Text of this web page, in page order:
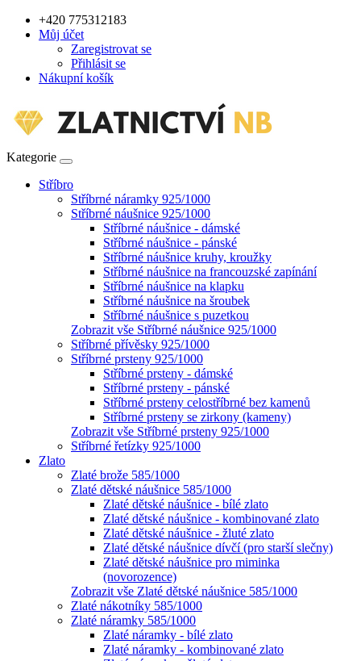
+420 775312183
Můj účet
Zaregistrovat se
Přihlásit se
Nákupní košík
Kategorie
Stříbro
Stříbrné náramky 925/1000
Stříbrné náušnice 925/1000
Stříbrné náušnice - dámské
Stříbrné náušnice - pánské
Stříbrné náušnice kruhy, kroužky
Stříbrné náušnice na francouzské zapínání
Stříbrné náušnice na klapku
Stříbrné náušnice na šroubek
Stříbrné náušnice s puzetkou
Zobrazit vše Stříbrné náušnice 925/1000
Stříbrné přívěsky 925/1000
Stříbrné prsteny 925/1000
Stříbrné prsteny - dámské
Stříbrné prsteny - pánské
Stříbrné prsteny celostříbrné bez kamenů
Stříbrné prsteny se zirkony (kameny)
Zobrazit vše Stříbrné prsteny 925/1000
Stříbrné řetízky 925/1000
Zlato
Zlaté brože 585/1000
Zlaté dětské náušnice 585/1000
Zlaté dětské náušnice - bílé zlato
Zlaté dětské náušnice - kombinované zlato
Zlaté dětské náušnice - žluté zlato
Zlaté dětské náušnice dívčí (pro starší slečny)
Zlaté dětské náušnice pro miminka
(novorozence)
Zobrazit vše Zlaté dětské náušnice 585/1000
Zlaté nákotníky 585/1000
Zlaté náramky 585/1000
Zlaté náramky - bílé zlato
Zlaté náramky - kombinované zlato